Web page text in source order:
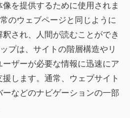
を提供するために使用されま
のウェブページと同じように
され、人間が読むことができ
プは、サイトの階層構造やリ
ザーが必要な情報に迅速にア
します。通常、ウェブサイト
などのナビゲーションの一部